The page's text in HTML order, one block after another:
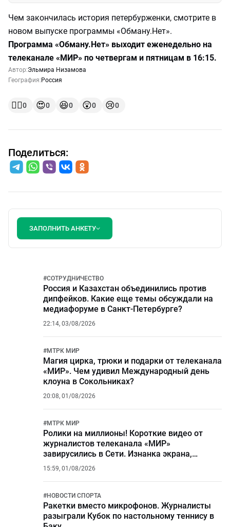
Чем закончилась история петербурженки, смотрите в
новом выпуске программы «Обману.Нет».
Программа «Обману.Нет» выходит еженедельно на
телеканале «МИР» по четвергам и пятницам в 16:15.
Автор:Эльмира Низамова
География: Россия
👍🏻0 😍0 😆0 😲0 😢0
Поделиться:
ЗАПОЛНИТЬ АНКЕТУ
#СОТРУДНИЧЕСТВО
Россия и Казахстан объединились против
дипфейков. Какие еще темы обсуждали на
медиафоруме в Санкт-Петербурге?
22:14, 03/08/2026
#МТРК МИР
Магия цирка, трюки и подарки от телеканала
«МИР». Чем удивил Международный день
клоуна в Сокольниках?
20:08, 01/08/2026
#МТРК МИР
Ролики на миллионы! Короткие видео от
журналистов телеканала «МИР»
завирусились в Сети. Изнанка экрана,
экстрим и откровенные истории
15:59, 01/08/2026
#НОВОСТИ СПОРТА
Ракетки вместо микрофонов. Журналисты
разыграли Кубок по настольному теннису в